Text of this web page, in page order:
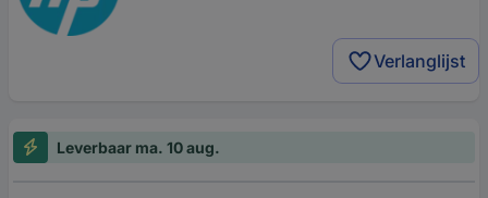
Verlanglijst
Leverbaar ma. 10 aug.